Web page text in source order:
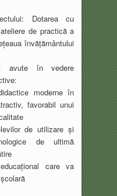
Dotarea cu
de practică a
învățământului
avute în vedere
moderne în
favorabil unui
de utilizare și
deultimă
care va